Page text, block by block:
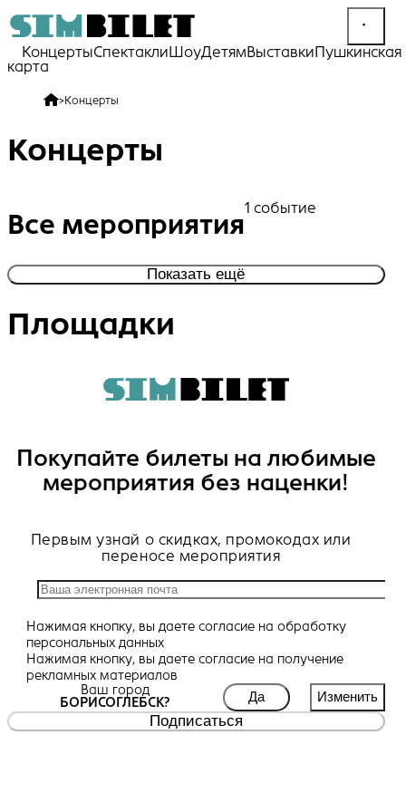
КонцертыСпектакли ШоуДетямВыставкиПушкинская
карта
>Концерты
Концерты
Все мероприятия
1 событие
Показать ещё
Площадки
Покупайте билеты на любимые
мероприятия без наценки!
Первым узнай о скидках, промокодах или
переносе мероприятия
Нажимая кнопку, вы даете согласие на обработку
персональных данных
Нажимая кнопку, вы даете согласие на получение
рекламных материалов
Ваш город
БОРИСОГЛЕБСК?
Да Изменить
Подписаться